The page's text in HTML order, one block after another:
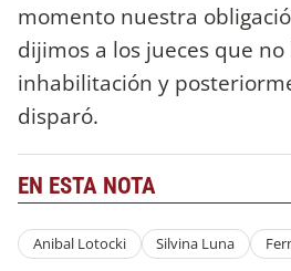
momento nuestra
dijimos a los jueces que
inhabilitación y
disparó.
EN ESTA NOTA
Anibal Lotocki Silvina Luna